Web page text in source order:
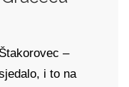
–
i to na